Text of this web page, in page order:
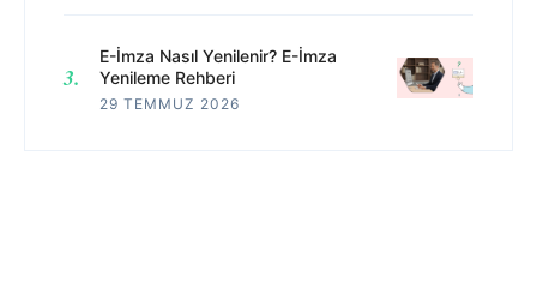
E-İmza Nasıl Yenilenir? E-İmza
Yenileme Rehberi
29 TEMMUZ 2026